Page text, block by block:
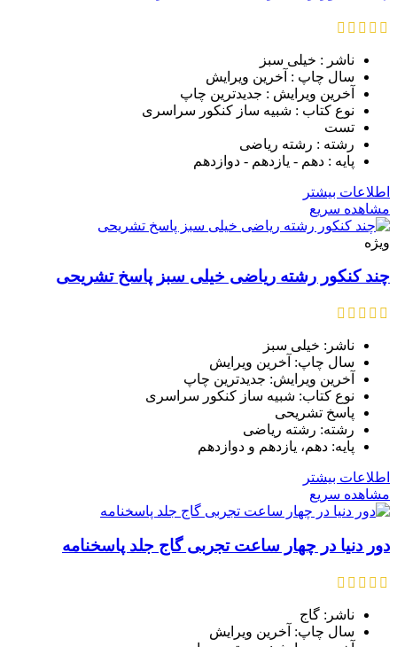
ناشر : خیلی سبز
سال چاپ : آخرین ویرایش
آخرین ویرایش : جدیدترین چاپ
نوع کتاب : شبیه ساز کنکور سراسری
تست
رشته : رشته ریاضی
پایه : دهم - یازدهم - دوازدهم
اطلاعات بیشتر
مشاهده سریع
ویژه
چند کنکور رشته ریاضی خیلی سبز پاسخ تشریحی
ناشر: خیلی سبز
سال چاپ: آخرین ویرایش
آخرین ویرایش: جدیدترین چاپ
نوع کتاب: شبیه ساز کنکور سراسری
پاسخ تشریحی
رشته: رشته ریاضی
پایه: دهم، یازدهم و دوازدهم
اطلاعات بیشتر
مشاهده سریع
دور دنیا در چهار ساعت تجربی گاج جلد پاسخنامه
ناشر: گاج
سال چاپ: آخرین ویرایش